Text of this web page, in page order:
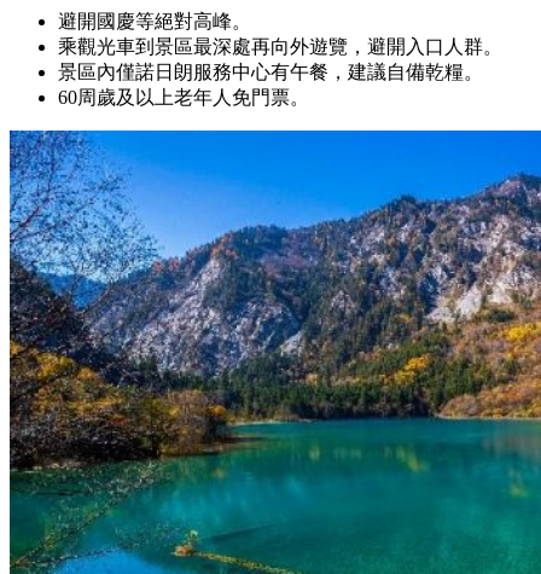
避開國慶等絕對高峰。
乘觀光車到景區最深處再向外遊覽，避開入口人群。
景區內僅諾日朗服務中心有午餐，建議自備乾糧。
60周歲及以上老年人免門票。